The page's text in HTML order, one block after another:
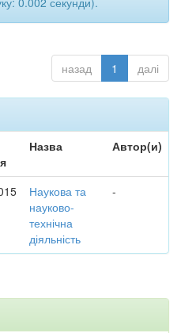
назад 1 далі
Назва Автор(и)
Наукова та
науково-
технічна
діяльність
-